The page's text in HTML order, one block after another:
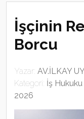
İşçinin
Borcu
Yazar: AV.İLKAY
Kategori: İş
2026